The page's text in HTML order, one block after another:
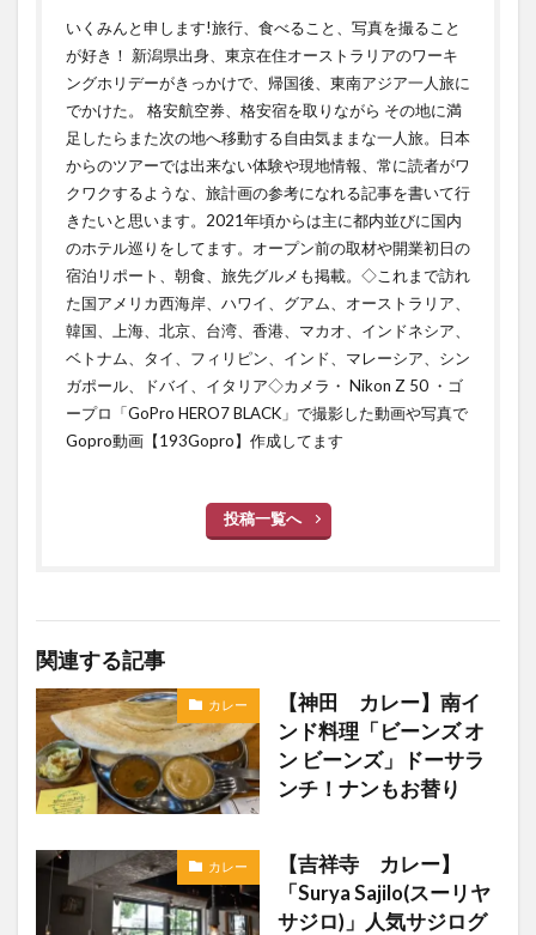
いくみんと申します!旅行、食べること、写真を撮ること
が好き！ 新潟県出身、東京在住オーストラリアのワーキ
ングホリデーがきっかけで、帰国後、東南アジア一人旅に
でかけた。 格安航空券、格安宿を取りながら その地に満
足したらまた次の地へ移動する自由気ままな一人旅。日本
からのツアーでは出来ない体験や現地情報、常に読者がワ
クワクするような、旅計画の参考になれる記事を書いて行
きたいと思います。2021年頃からは主に都内並びに国内
のホテル巡りをしてます。オープン前の取材や開業初日の
宿泊リポート、朝食、旅先グルメも掲載。◇これまで訪れ
た国アメリカ西海岸、ハワイ、グアム、オーストラリア、
韓国、上海、北京、台湾、香港、マカオ、インドネシア、
ベトナム、タイ、フィリピン、インド、マレーシア、シン
ガポール、ドバイ、イタリア◇カメラ・ Nikon Z 50 ・ゴ
ープロ「GoPro HERO7 BLACK」で撮影した動画や写真で
Gopro動画【193Gopro】作成してます
投稿一覧へ
関連する記事
カレー
【神田 カレー】南イ
ンド料理「ビーンズ オ
ン ビーンズ」ドーサラ
ンチ！ナンもお替り
カレー
【吉祥寺 カレー】
「Surya Sajilo(スーリヤ
サジロ)」人気サジログ